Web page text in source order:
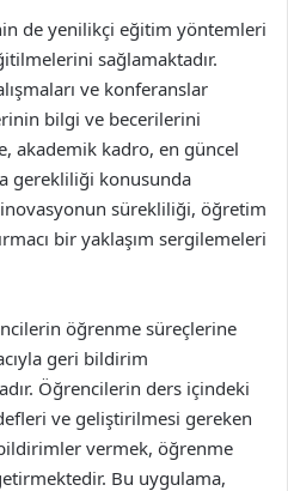
de yenilikçi eğitim yöntemleri
sağlamaktadır.
ve konferanslar
bilgi ve becerilerini
akademik kadro, en güncel
gerekliliği konusunda
sürekliliği, öğretim
bir yaklaşım sergilemeleri
öğrenme süreçlerine
geri bildirim
Öğrencilerin ders içindeki
ve geliştirilmesi gereken
vermek, öğrenme
Bu uygulama,